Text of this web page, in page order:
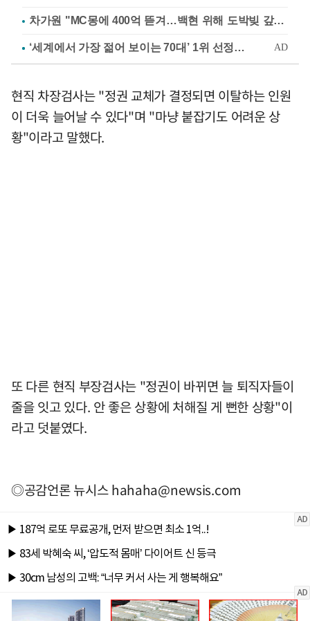
차가원 "MC몽에 400억 뜯겨…백현 위해 도박빚 갚아줘"
현직 차장검사는 "정권 교체가 결정되면 이탈하는 인원
이 더욱 늘어날 수 있다"며 "마냥 붙잡기도 어려운 상
황"이라고 말했다.
또 다른 현직 부장검사는 "정권이 바뀌면 늘 퇴직자들이
줄을 잇고 있다. 안 좋은 상황에 처해질 게 뻔한 상황"이
라고 덧붙였다.
◎공감언론 뉴시스 hahaha@newsis.com